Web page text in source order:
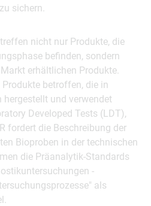
sichern.
nicht nur Produkte, die
befinden, sondern
erhältlichen Produkte.
betroffen, die in
und verwendet
Developed Tests (LDT),
fordert die Beschreibung der
Bioproben in der technischen
die Präanalytik-Standards
-
als